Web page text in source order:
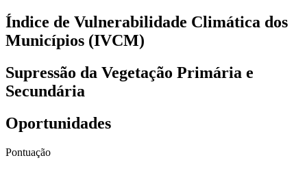
Índice de Vulnerabilidade Climática dos
Municípios (IVCM)
Supressão da Vegetação Primária e
Secundária
Oportunidades
Pontuação